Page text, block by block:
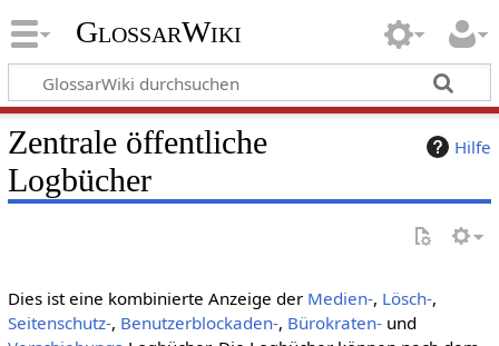
GlossarWiki
Hilfe
Zentrale öffentliche
Logbücher
Dies ist eine kombinierte Anzeige der Medien-, Lösch-,
Seitenschutz-, Benutzerblockaden-, Bürokraten-und